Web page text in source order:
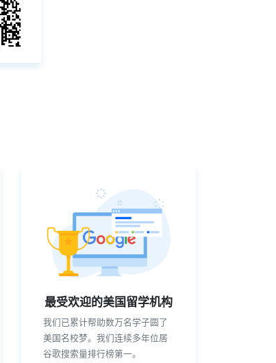
最受欢迎的美国留学机构
我们已累计帮助数万名学子圆了
美国名校梦。我们连续多年位居
谷歌搜索量排行榜第一。